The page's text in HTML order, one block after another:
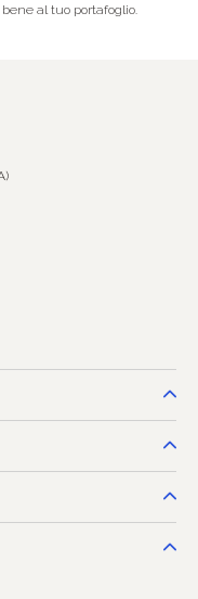
al tuo portafoglio.